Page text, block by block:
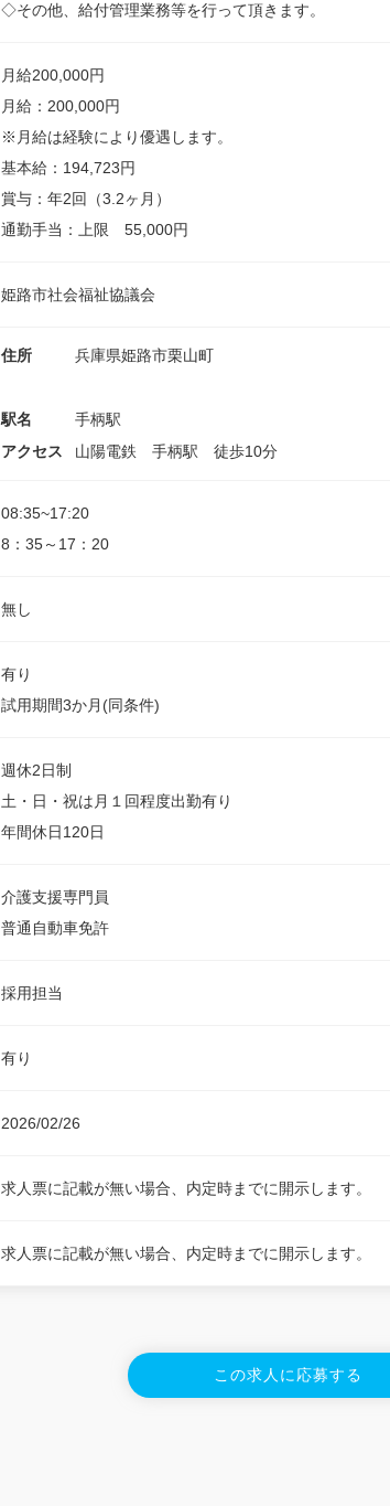
◇その他、給付管理業務等を行って頂きます。
月給200,000円
月給：200,000円
※月給は経験により優遇します。
基本給：194,723円
賞与：年2回（3.2ヶ月）
通勤手当：上限 55,000円
姫路市社会福祉協議会
住所 兵庫県姫路市栗山町
駅名
手柄駅
アクセス
山陽電鉄 手柄駅 徒歩10分
08:35~17:20
8：35～17：20
無し
有り
試用期間3か月(同条件)
週休2日制
土・日・祝は月１回程度出勤有り
年間休日120日
介護支援専門員
普通自動車免許
採用担当
有り
2026/02/26
求人票に記載が無い場合、内定時までに開示します。
求人票に記載が無い場合、内定時までに開示します。
この求人に応募する